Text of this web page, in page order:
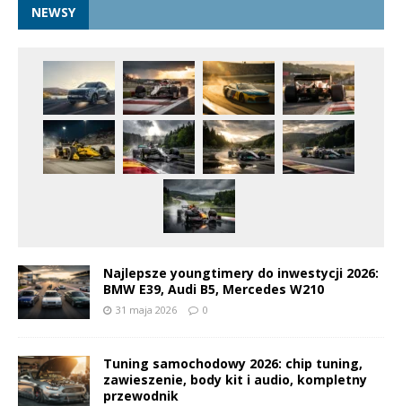
NEWSY
Najlepsze youngtimery do inwestycji 2026:
BMW E39, Audi B5, Mercedes W210
31 maja 2026 0
Tuning samochodowy 2026: chip tuning,
zawieszenie, body kit i audio, kompletny
przewodnik